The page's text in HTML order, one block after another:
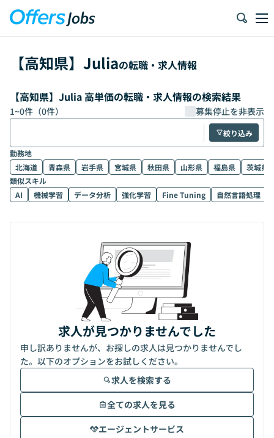
【高知県】 Juliaの転職・求人情報
【高知県】Julia 高単価の転職・求人情報の検索結果
1~0件（0件） 募集停止を非表示
絞り込み
勤務地
北海道
青森県 岩手県 宮城県 秋田県 山形県 福島県
茨城県
類似スキル
AI
機械学習 データ分析 強化学習 Fine Tuning 自然言語処理
求人が見つかりませんでした
申し訳ありませんが、お探しの求人は見つかりませんでし
た。以下のオプションをお試しください。
求人を検索する
全ての求人を見る
エージェントサービス